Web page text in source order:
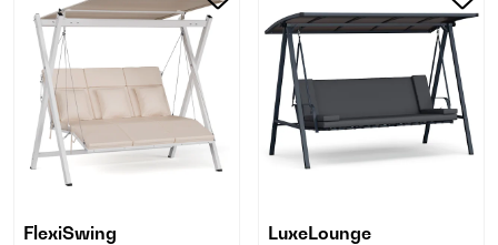
FlexiSwing
LuxeLounge